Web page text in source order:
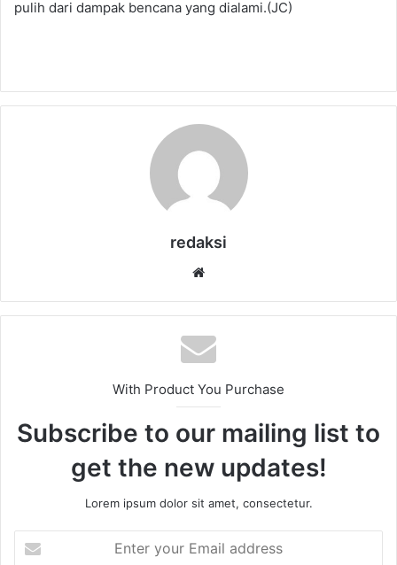
pulih dari dampak bencana yang dialami.(JC)
redaksi
With Product You Purchase
Subscribe to our mailing list to
get the new updates!
Lorem ipsum dolor sit amet, consectetur.
your